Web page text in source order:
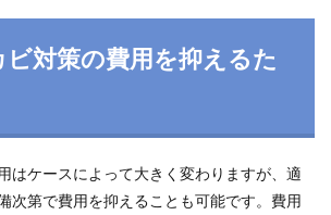
対策の費用を抑えるた
はケースによって大きく変わりますが、適
次第で費用を抑えることも可能です。費用